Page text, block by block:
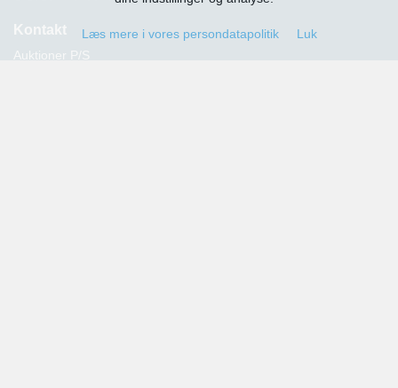
Læs mere i vores persondatapolitik Luk
Kontakt
Auktioner P/S